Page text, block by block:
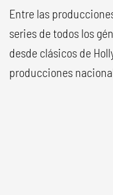
Entre las
series de todos los
desde clásicos de
producciones